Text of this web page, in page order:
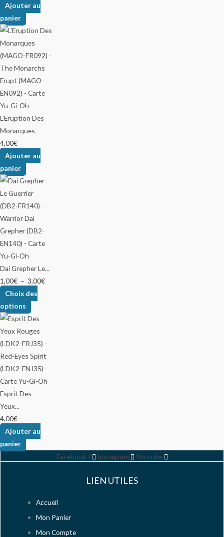
Ajouter au
panier
L’Eruption Des
Monarques
4,00€
Ajouter au
panier
Dai Grepher Le...
1,00€ – 3,00€
Choix des
options
Esprit Des
Yeux...
4,00€
Ajouter au
panier
Facebook-f
Instagram Youtube
LIEN UTILES
Accueil
Mon Panier
Mon Compte